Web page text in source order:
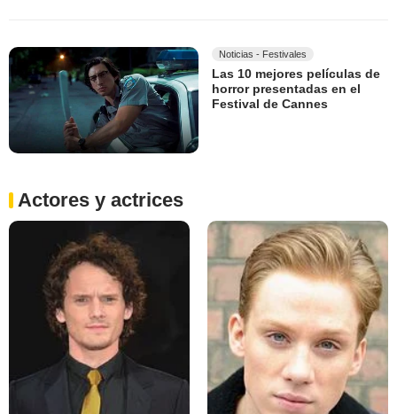
Noticias - Festivales
Las 10 mejores películas de
horror presentadas en el
Festival de Cannes
Actores y actrices